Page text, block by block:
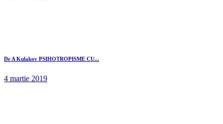
Dr A Kulakov PSIHOTROPISME CU...
4 martie 2019